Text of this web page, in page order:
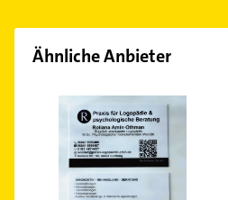
Ähnliche Anbieter